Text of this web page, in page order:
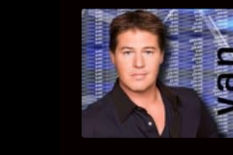
UITSTEL VAN
Bekijk hier de
deelname van Bricks and
dit programma.